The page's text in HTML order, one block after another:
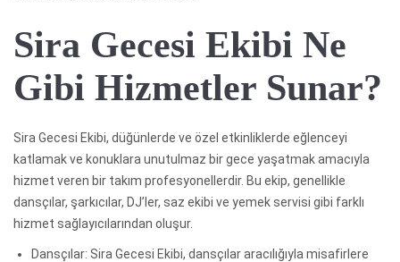
Sira Gecesi Ekibi Ne
Gibi Hizmetler Sunar?
Sira Gecesi Ekibi, düğünlerde ve özel etkinliklerde eğlenceyi
katlamak ve konuklara unutulmaz bir gece yaşatmak amacıyla
hizmet veren bir takım profesyonellerdir. Bu ekip, genellikle
dansçılar, şarkıcılar, DJ’ler, saz ekibi ve yemek servisi gibi farklı
hizmet sağlayıcılarından oluşur.
Dansçılar: Sira Gecesi Ekibi, dansçılar aracılığıyla misafirlere